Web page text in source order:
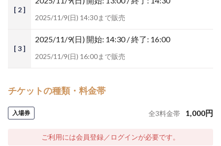
[ 2 ]
2025/11/9(日) 14:30まで販売
[ 3 ]
2025/11/9(日) 開始: 14:30 / 終了: 16:00
2025/11/9(日) 16:00まで販売
チケットの種類・料金帯
入場券 全3料金帯 1,000円
ご利用には会員登録／ログインが必要です。